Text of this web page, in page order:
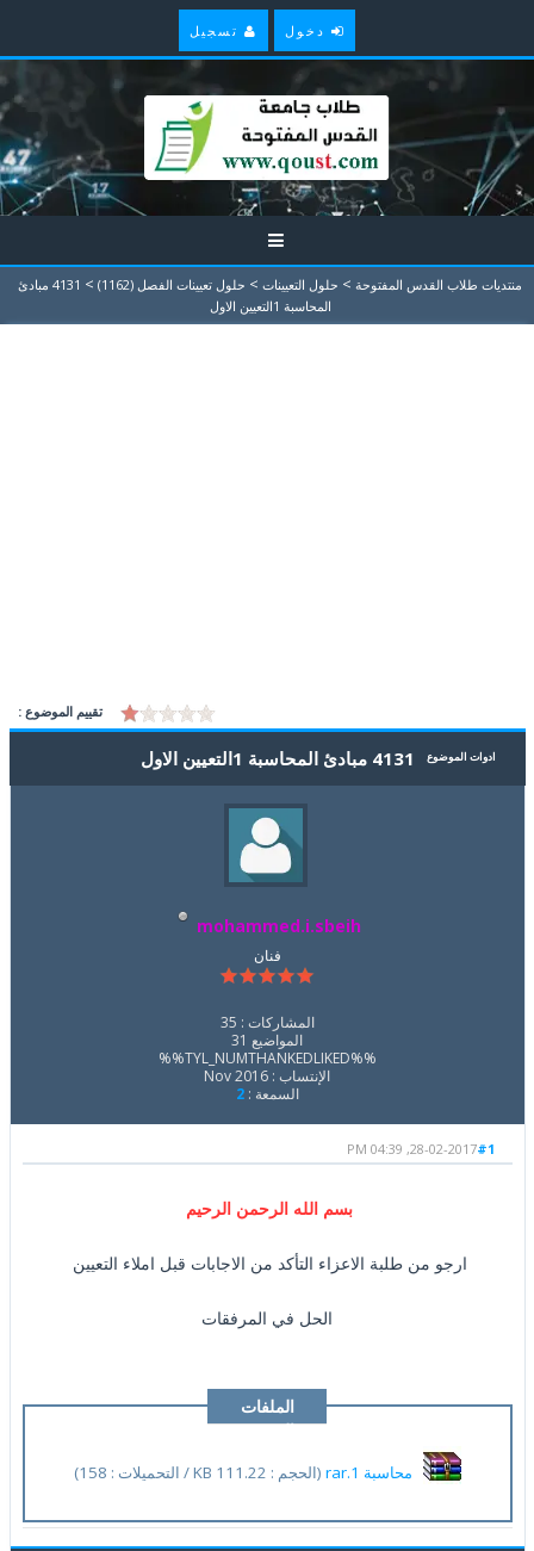
دخول تسجيل
منتديات طلاب القدس المفتوحة > حلول التعيينات > حلول تعيينات الفصل (1162) >
4131 مبادئ
المحاسبة 1التعيين الاول
تقييم الموضوع :
ادوات الموضوع 4131 مبادئ المحاسبة 1التعيين الاول
mohammed.i.sbeih
فنان
المشاركات : 35
المواضيع 31
%%TYL_NUMTHANKEDLIKED%%
الإنتساب : Nov 2016
السمعة :2
#1
28-02-2017, 04:39 PM
بسم الله الرحمن الرحيم
ارجو من طلبة الاعزاء التأكد من الاجابات قبل املاء التعيين
الحل في المرفقات
الملفات
المرفقة
محاسبة 1.rar (الحجم : 111.22 KB / التحميلات : 158)